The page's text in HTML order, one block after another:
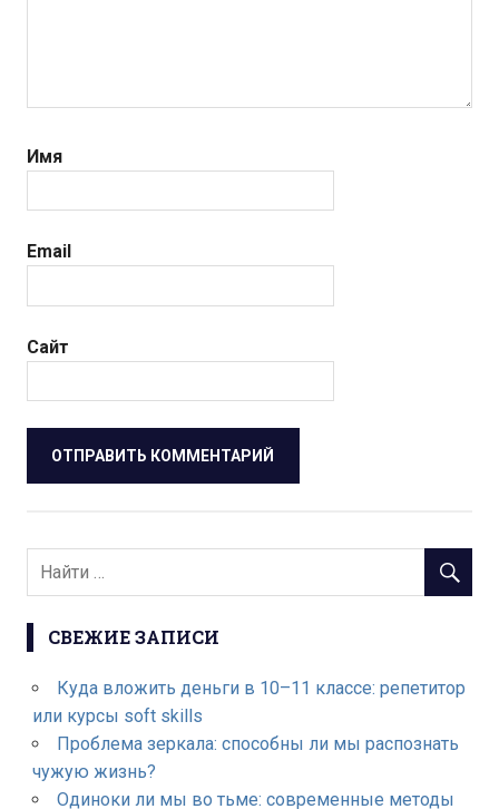
Имя
Email
Сайт
СВЕЖИЕ ЗАПИСИ
Куда вложить деньги в 10–11 классе: репетитор
или курсы soft skills
Проблема зеркала: способны ли мы распознать
чужую жизнь?
Одиноки ли мы во тьме: современные методы